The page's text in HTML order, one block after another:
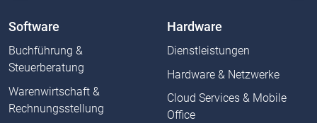
Software
Buchführung &
Steuerberatung
Warenwirtschaft &
Rechnungsstellung
Hardware
Dienstleistungen
Hardware & Netzwerke
Cloud Services & Mobile
Office